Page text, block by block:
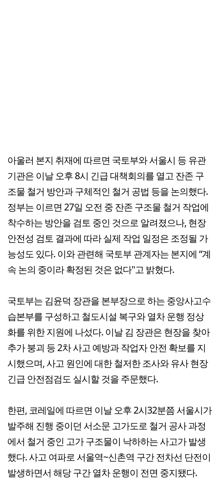
아울러 본지 취재에 따르면 국토부와 서울시 등 유관
기관은 이날 오후 8시 긴급 대책회의를 열고 잔존 구
조물 철거 방안과 구체적인 철거 공법 등을 논의했다.
정부는 이르면 27일 오전 중 잔존 구조물 철거 작업에
착수하는 방안을 검토 중인 것으로 알려졌으나, 현장
안전성 검토 결과에 따라 실제 작업 일정은 조정될 가
능성도 있다. 이와 관련해 국토부 관계자는 본지에 “계
속 논의 중이라 확정된 것은 없다"고 밝혔다.
국토부는 김윤덕 장관을 본부장으로 하는 중앙사고수
습본부를 구성하고 철도시설 복구와 열차 운행 정상
화를 위한 지원에 나섰다. 이날 김 장관은 현장을 찾아
추가 붕괴 등 2차 사고 예방과 작업자 안전 확보를 지
시했으며, 사고 원인에 대한 철저한 조사와 유사 현장
긴급 안전점검도 실시할 것을 주문했다.
한편, 코레일에 따르면 이날 오후 2시32분쯤 서울시가
발주해 진행 중이던 서소문 고가도로 철거 공사 과정
에서 철거 중인 고가 구조물이 낙하하는 사고가 발생
했다. 사고 여파로 서울역~신촌역 구간 전차선 단전이
발생하면서 해당 구간 열차 운행이 전면 중지됐다.